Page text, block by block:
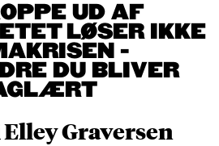
UD AF
LØSER IKKE
-
DU BLIVER
Graversen